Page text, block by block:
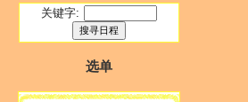
关键字:
选单